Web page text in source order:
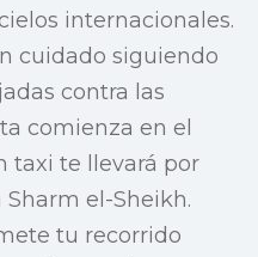
internacionales.
cuidado siguiendo
contra las
comienza en el
taxi te llevará por
el-Sheikh.
tu recorrido